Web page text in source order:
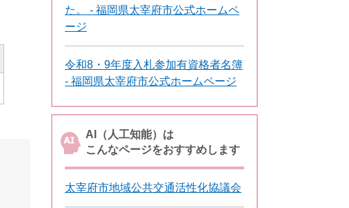
た。 - 福岡県太宰府市公式ホームペ
ージ
令和8・9年度入札参加有資格者名簿
- 福岡県太宰府市公式ホームページ
AI（人工知能）は
こんなページをおすすめします
太宰府市地域公共交通活性化協議会